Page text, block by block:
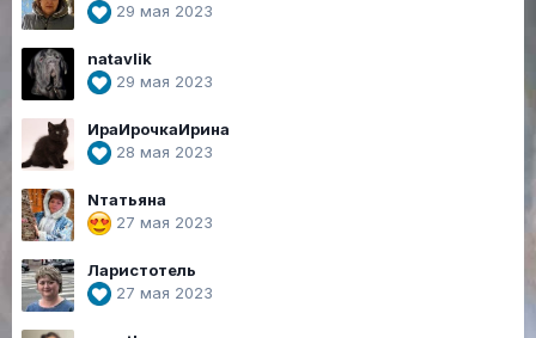
29 мая 2023
natavlik
29 мая 2023
ИраИрочкаИрина
28 мая 2023
Nтатьяна
27 мая 2023
Ларистотель
27 мая 2023